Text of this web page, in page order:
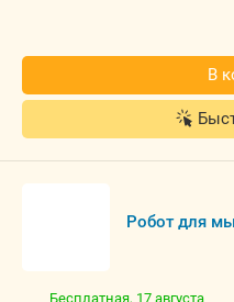
В
Робот для
Бесплатная, 17 августа